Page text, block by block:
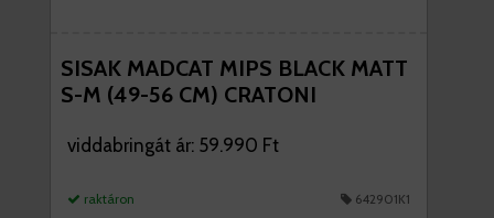
SISAK MADCAT MIPS BLACK MATT
S-M (49-56 CM) CRATONI
viddabringát ár: 59.990 Ft
raktáron 642901K1